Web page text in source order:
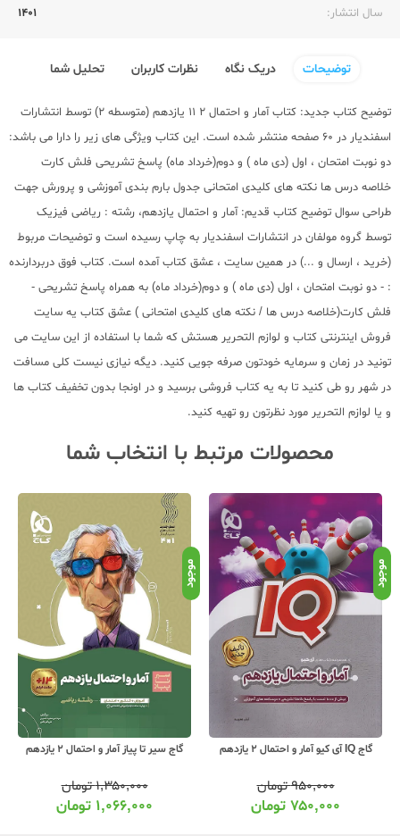
سال انتشار:‌
1401
توضیحات دریک نگاه نظرات کاربران تحلیل شما
توضیح کتاب جدید: کتاب آمار و احتمال 2 11 یازدهم (متوسطه 2) توسط انتشارات
اسفندیار در 60 صفحه منتشر شده است. این کتاب ویژگی های زیر را دارا می باشد:
دو نوبت امتحان ، اول (دی ماه ) و دوم(خرداد ماه) پاسخ تشریحی فلش کارت
خلاصه درس ها نکته های کلیدی امتحانی جدول بارم بندی آموزشی و پرورش جهت
طراحی سوال توضیح کتاب قدیم: آمار و احتمال یازدهم، رشته : ریاضی فیزیک
توسط گروه مولفان در انتشارات اسفندیار به چاپ رسیده است و توضیحات مربوط
(خرید ، ارسال و ...) در همین سایت ، عشق کتاب آمده است. کتاب فوق دربردارنده
: - دو نوبت امتحان ، اول (دی ماه ) و دوم(خرداد ماه) به همراه پاسخ تشریحی -
فلش کارت(خلاصه درس ها / نکته های کلیدی امتحانی ) عشق کتاب یه سایت
فروش اینترنتی کتاب و لوازم التحریر هستش که شما با استفاده از این سایت می
تونید در زمان و سرمایه خودتون صرفه جویی کنید. دیگه نیازی نیست کلی مسافت
در شهر رو طی کنید تا به یه کتاب فروشی برسید و در اونجا بدون تخفیف کتاب ها
و یا لوازم التحریر مورد نظرتون رو تهیه کنید.
محصولات مرتبط با انتخاب شما
موجود
گاج IQ آی کیو آمار و احتمال 2 یازدهم
۹۵۰,۰۰۰تومان
۷۵۰,۰۰۰ تومان
موجود
گاج سیر تا پیاز آمار و احتمال 2 یازدهم
۱,۳۵۰,۰۰۰تومان
۱,۰۶۶,۰۰۰ تومان